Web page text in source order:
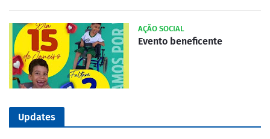
AÇÃO SOCIAL
Evento beneficente
Updates